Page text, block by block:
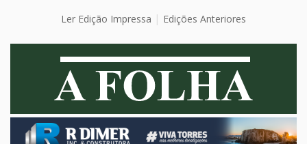
Ler Edição Impressa Edições Anteriores